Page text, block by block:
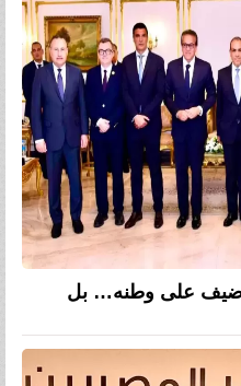
ضيف على وطنه… بل